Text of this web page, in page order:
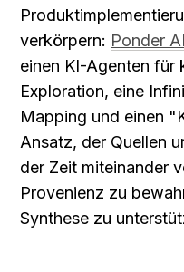
verkörpern: Ponder AI
einen KI-Agenten für
Exploration, eine
Mapping und einen
Ansatz, der Quellen
der Zeit miteinander
Provenienz zu
Synthese zu